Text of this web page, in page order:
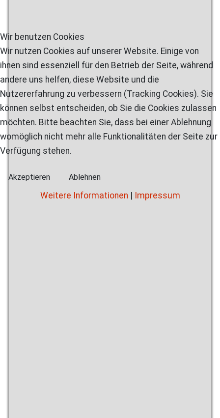
Wir benutzen Cookies
Wir nutzen Cookies auf unserer Website. Einige von
ihnen sind essenziell für den Betrieb der Seite, während
andere uns helfen, diese Website und die
Nutzererfahrung zu verbessern (Tracking Cookies). Sie
können selbst entscheiden, ob Sie die Cookies zulassen
möchten. Bitte beachten Sie, dass bei einer Ablehnung
womöglich nicht mehr alle Funktionalitäten der Seite zur
Verfügung stehen.
Akzeptieren Ablehnen
Weitere Informationen | Impressum